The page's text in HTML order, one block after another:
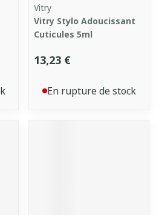
Vitry
Vitry Stylo Adoucissant
Cuticules 5ml
13,23 €
En rupture de stock